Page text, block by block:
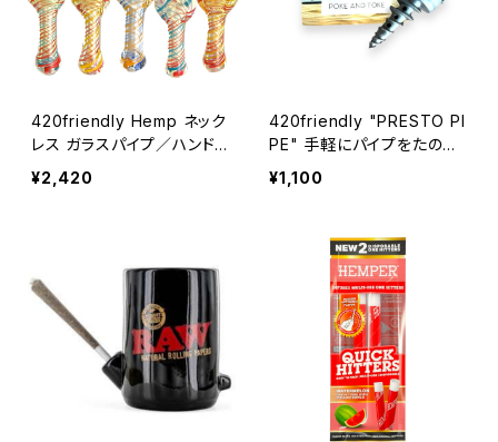
420friendly Hemp ネック
レス ガラスパイプ／ハンド
メイド・ヘンプ編み×カラー
ミックスガラス・アクセサリ
¥2,420
420friendly "PRESTO PI
PE" 手軽にパイプをたのし
める / プレストパイプ
¥1,100